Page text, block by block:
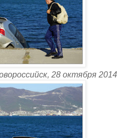
28 октября 2014